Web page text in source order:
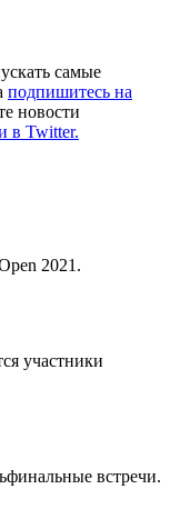
самые
подпишитесь на
новости
в Twitter.
2021.
участники
встречи.